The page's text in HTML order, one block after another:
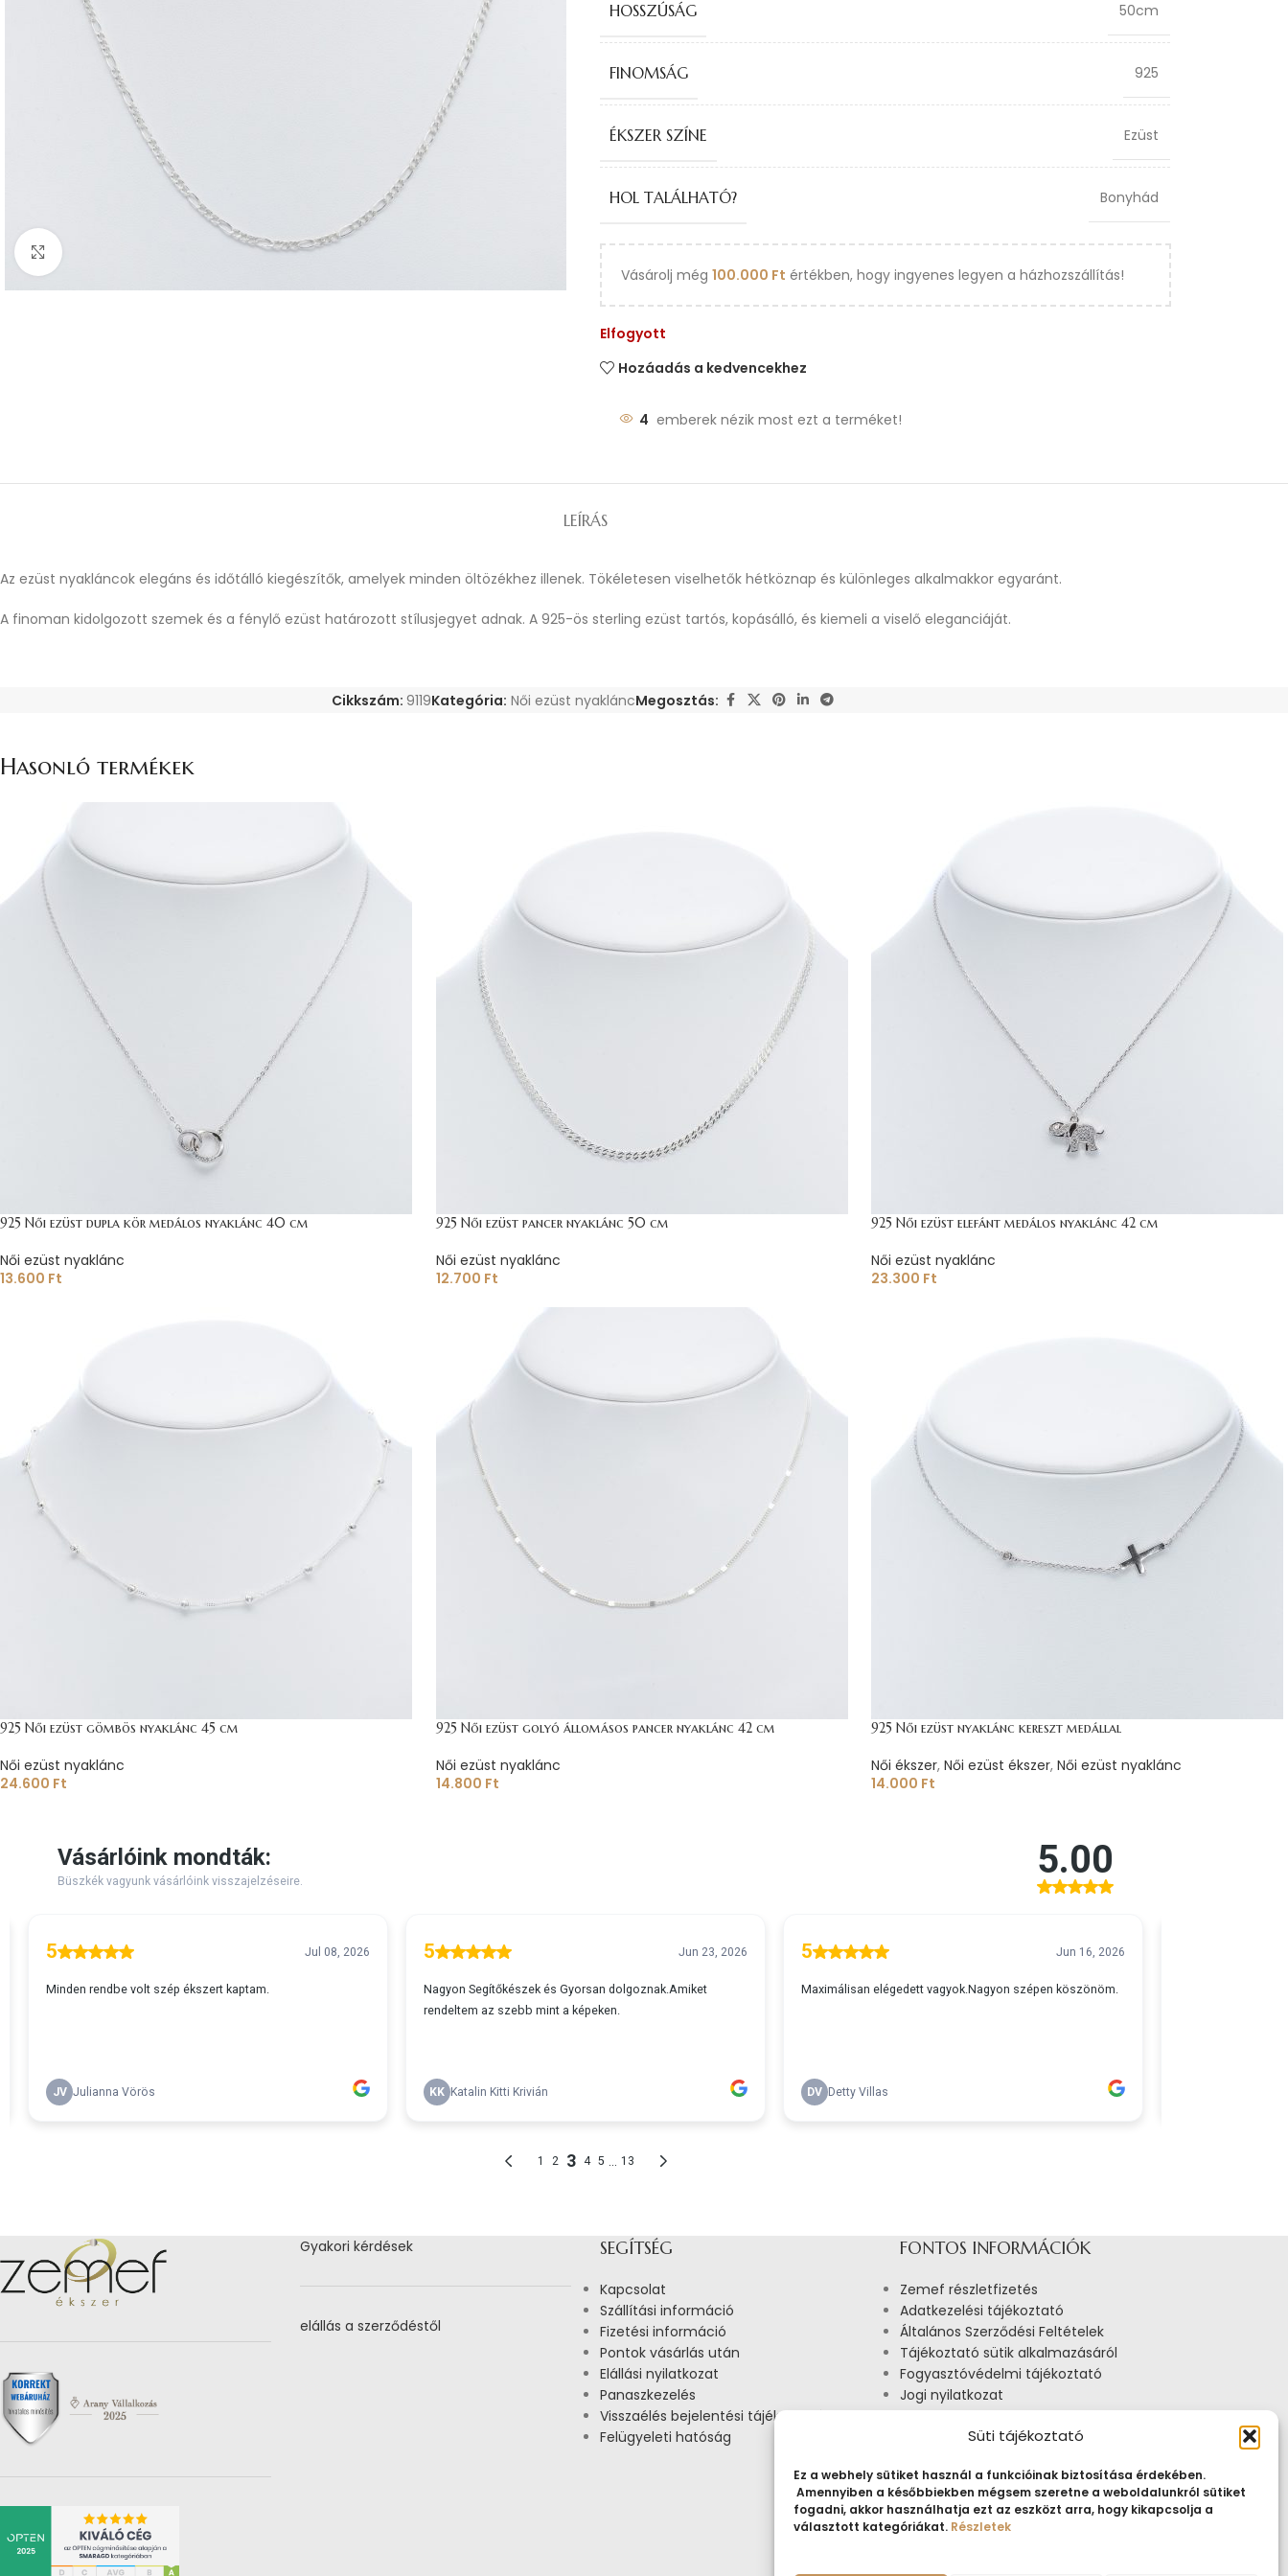
Süti tájékoztató
Ez a webhely sütiket használ a funkcióinak biztosítása érdekében.
Amennyiben a későbbiekben mégsem szeretne a weboldalunkról sütiket
fogadni, akkor használhatja ezt az eszközt arra, hogy kikapcsolja a
választott kategóriákat. Részletek
HOSSZÚSÁG 50cm
FINOMSÁG 925
ÉKSZER SZÍNE Ezüst
HOL TALÁLHATÓ? Bonyhád
Vásárolj még 100.000 Ft értékben, hogy ingyenes legyen a házhozszállítás!
Elfogyott
Hozáadás a kedvencekhez
4 emberek nézik most ezt a terméket!
LEÍRÁS
Az ezüst nyakláncok elegáns és időtálló kiegészítők, amelyek minden öltözékhez illenek. Tökéletesen viselhetők hétköznap és különleges alkalmakkor egyaránt.
A finoman kidolgozott szemek és a fénylő ezüst határozott stílusjegyet adnak. A 925-ös sterling ezüst tartós, kopásálló, és kiemeli a viselő eleganciáját.
Cikkszám: 9119Kategória: Női ezüst nyakláncMegosztás:
Hasonló termékek
925 Női ezüst dupla kör medálos nyaklánc 40 cm
Női ezüst nyaklánc
13.600 Ft
925 Női ezüst pancer nyaklánc 50 cm
Női ezüst nyaklánc
12.700 Ft
925 Női ezüst elefánt medálos nyaklánc 42 cm
Női ezüst nyaklánc
23.300 Ft
925 Női ezüst gömbös nyaklánc 45 cm
Női ezüst nyaklánc
24.600 Ft
925 Női ezüst golyó állomásos pancer nyaklánc 42 cm
Női ezüst nyaklánc
14.800 Ft
925 Női ezüst nyaklánc kereszt medállal
Női ékszer, Női ezüst ékszer, Női ezüst nyaklánc
14.000 Ft
Gyakori kérdések
elállás a szerződéstől
SEGÍTSÉG
Kapcsolat
Szállítási információ
Fizetési információ
Pontok vásárlás után
Elállási nyilatkozat
Panaszkezelés
Visszaélés bejelentési tájékoztató
Felügyeleti hatóság
FONTOS INFORMÁCIÓK
Zemef részletfizetés
Adatkezelési tájékoztató
Általános Szerződési Feltételek
Tájékoztató sütik alkalmazásáról
Fogyasztóvédelmi tájékoztató
Jogi nyilatkozat
Impresszum
Pályázatok